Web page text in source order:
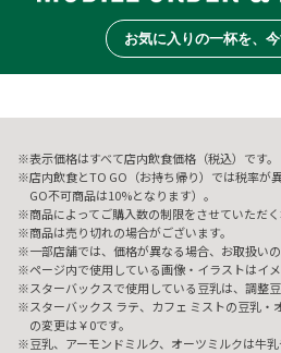
お気に入りの一杯を、
表示価格はすべて店内飲食価格（税込）です。
店内飲食とTO GO（お持ち帰り）では税率が
GO不可商品は10%となります）。
商品によってご購入数の制限をさせていただく
商品は売り切れの場合がございます。
一部店舗では、価格が異なる場合、お取扱い
ページ内で使用している画像・イラストはイメ
スターバックスで使用している豆乳は、調整豆
スターバックス ラテ、カフェ ミストの豆乳
の変更は￥0です。
豆乳、アーモンドミルク、オーツミルクは牛